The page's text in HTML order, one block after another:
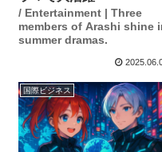
/ Entertainment | Three
members of Arashi shine
summer dramas.
国際ビジネス